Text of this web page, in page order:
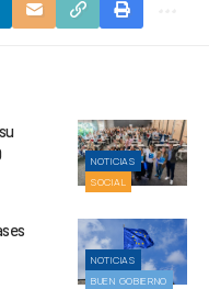
NOTICIAS
SOCIAL
NOTICIAS
BUEN GOBIERNO